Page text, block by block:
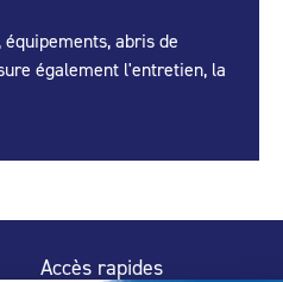
abris de
également l'entretien, la
Accès rapides